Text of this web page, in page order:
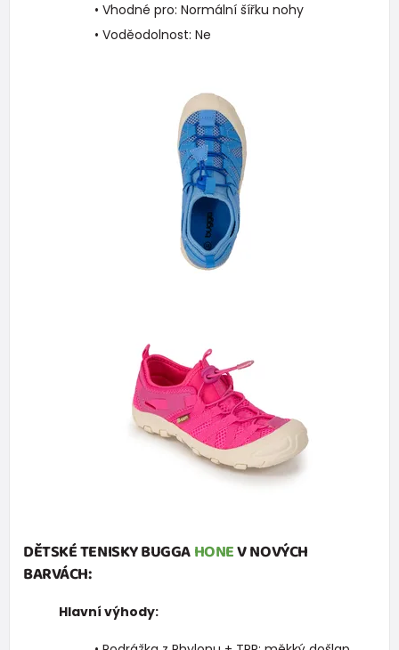
• Vhodné pro: Normální šířku nohy
• Voděodolnost: Ne
DĚTSKÉ TENISKY BUGGAHONEV NOVÝCH
BARVÁCH:
Hlavní výhody: